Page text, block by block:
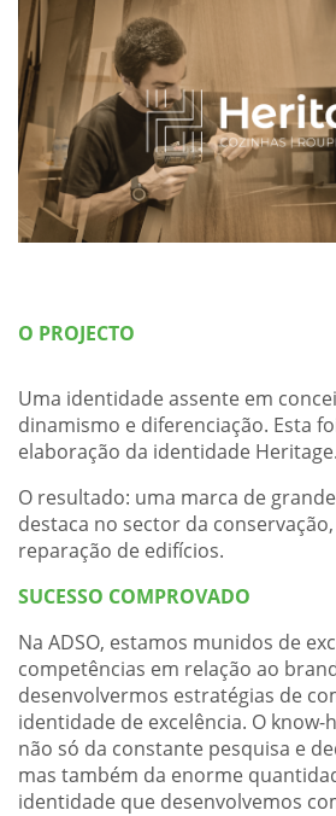
O PROJECTO
Uma identidade assente em
dinamismo e diferenciação. Esta
elaboração da identidade Heritage.
O resultado: uma marca de
destaca no sector da
reparação de edifícios.
SUCESSO COMPROVADO
Na ADSO, estamos munidos de
competências em relação ao
desenvolvermos estratégias de
identidade de excelência. O
não só da constante pesquisa e
mas também da enorme
identidade que desenvolvemos